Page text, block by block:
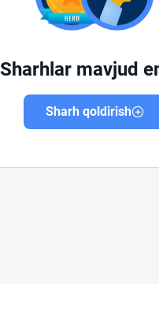
Sharhlar mavjud
Sharh qoldirish